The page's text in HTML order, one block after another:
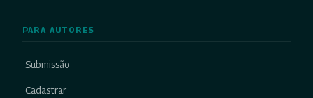
PARA AUTORES
Submissão
Cadastrar